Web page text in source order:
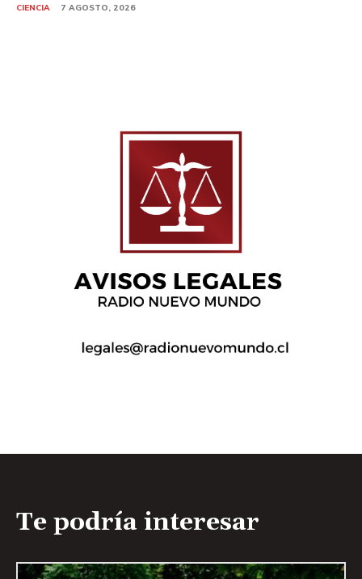
CIENCIA 7 AGOSTO, 2026
Te podría interesar